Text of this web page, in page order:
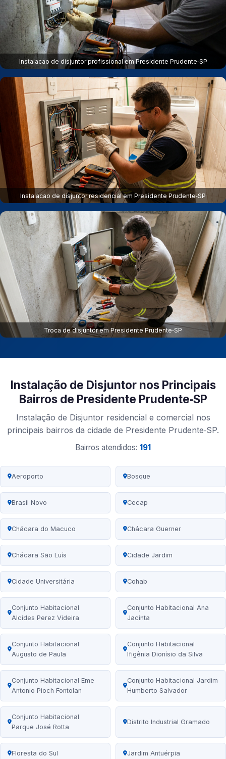
Instalacao de disjuntor profissional em Presidente Prudente‑SP
Instalacao de disjuntor residencial em Presidente Prudente‑SP
Troca de disjuntor em Presidente Prudente‑SP
Instalação de Disjuntor nos Principais
Bairros de Presidente Prudente‑SP
Instalação de Disjuntor residencial e comercial nos
principais bairros da cidade de Presidente Prudente‑SP.
Bairros atendidos: 191
Aeroporto Bosque
Brasil Novo Cecap
Chácara do Macuco Chácara Guerner
Chácara São Luís Cidade Jardim
Cidade Universitária Cohab
Conjunto Habitacional
Alcides Perez Videira
Conjunto Habitacional Ana
Jacinta
Conjunto Habitacional
Augusto de Paula
Conjunto Habitacional
Ifigênia Dionísio da Silva
Conjunto Habitacional Eme
Antonio Pioch Fontolan
Conjunto Habitacional Jardim
Humberto Salvador
Conjunto Habitacional
Parque José Rotta
Distrito Industrial Gramado
Floresta do Sul Jardim Antuérpia